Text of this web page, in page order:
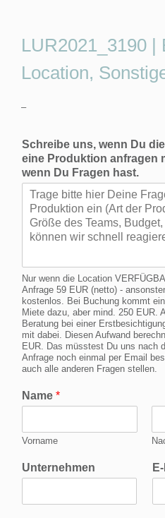
LUR2021_3190 |
Location,
–
Schreibe uns, wenn Du
eine Produktion anfragen
wenn Du Fragen hast.
Nur wenn die Location
Anfrage 59 EUR (netto) -
kostenlos. Bei Buchung kommt
Miete dazu, aber mind. 250 EUR.
Beratung bei einer
mit dabei. Diesen Aufwand
EUR. Das müsstest Du uns nach
Anfrage noch einmal per Email
auch alle anderen Fragen stellen.
Name *
Vorname
Unternehmen